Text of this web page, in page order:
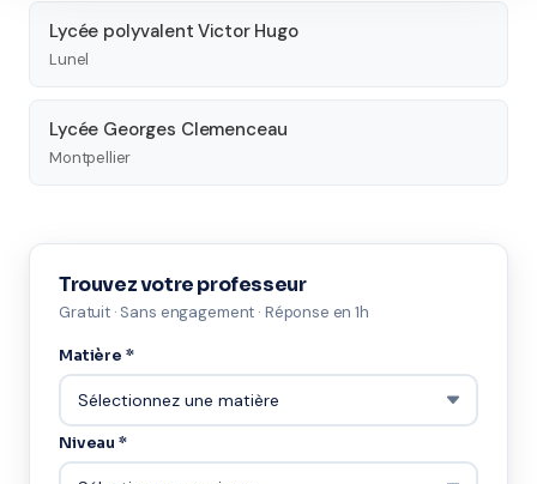
Lycée polyvalent Victor Hugo
Lunel
Lycée Georges Clemenceau
Montpellier
Trouvez votre professeur
Gratuit · Sans engagement · Réponse en 1h
Matière *
Niveau *